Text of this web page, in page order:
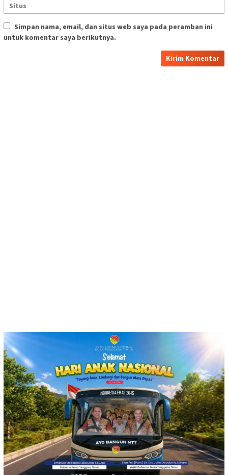
Simpan nama, email, dan situs web saya pada peramban ini
untuk komentar saya berikutnya.